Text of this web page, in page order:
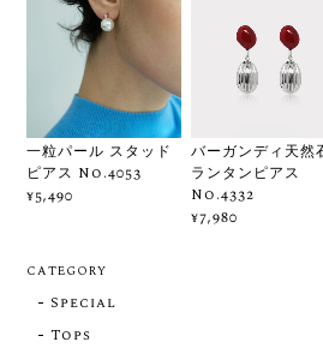
一粒パール スタッド
ピアス No.4053
¥5,490
バーガンディ天然
ランタンピアス
No.4332
¥7,980
CATEGORY
Special
Tops